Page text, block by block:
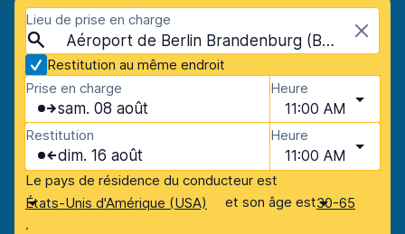
Lieu de prise en charge
Aéroport de Berlin Brandenburg (BER), Berlin, Allemagne
Restitution au même endroit
Prise en charge
sam. 08 août
Heure
11:00 AM
Restitution
dim. 16 août
Heure
11:00 AM
Le pays de résidence du conducteur est
États-Unis d'Amérique (USA)
et son âge est30-65
.